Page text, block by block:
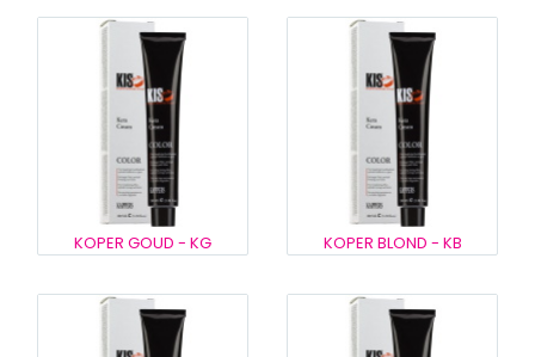
KOPER GOUD - KG KOPER BLOND - KB